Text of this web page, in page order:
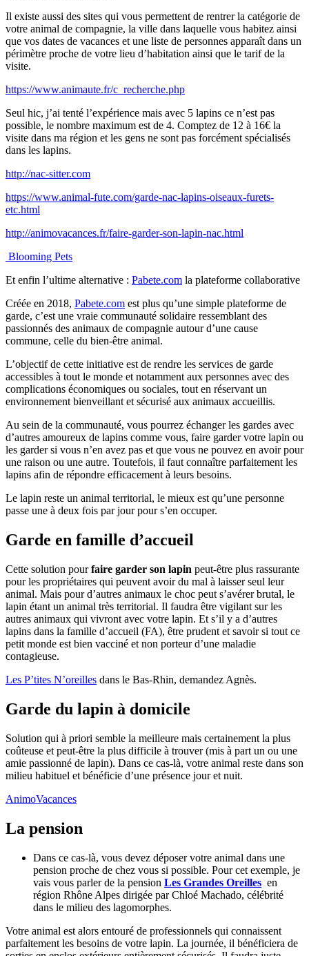
Il existe aussi des sites qui vous permettent de rentrer la catégorie de
votre animal de compagnie, la ville dans laquelle vous habitez ainsi
que vos dates de vacances et une liste de personnes apparaît dans un
périmètre proche de votre lieu d’habitation ainsi que le tarif de la
visite.
https://www.animaute.fr/c_recherche.php
Seul hic, j’ai tenté l’expérience mais avec 5 lapins ce n’est pas
possible, le nombre maximum est de 4. Comptez de 12 à 16€ la
visite dans ma région et les gens ne sont pas forcément spécialisés
dans les lapins.
http://nac-sitter.com
https://www.animal-fute.com/garde-nac-lapins-oiseaux-furets-
etc.html
http://animovacances.fr/faire-garder-son-lapin-nac.html
Blooming Pets
Et enfin l’ultime alternative : Pabete.com la plateforme collaborative
Créée en 2018, Pabete.com est plus qu’une simple plateforme de
garde, c’est une vraie communauté solidaire ressemblant des
passionnés des animaux de compagnie autour d’une cause
commune, celle du bien-être animal.
L’objectif de cette initiative est de rendre les services de garde
accessibles à tout le monde et notamment aux personnes avec des
complications économiques ou sociales, tout en réservant un
environnement bienveillant et sécurisé aux animaux accueillis.
Au sein de la communauté, vous pourrez échanger les gardes avec
d’autres amoureux de lapins comme vous, faire garder votre lapin ou
les garder si vous n’en avez pas et que vous ne pouvez en avoir pour
une raison ou une autre. Toutefois, il faut connaître parfaitement les
lapins afin de répondre efficacement à leurs besoins.
Le lapin reste un animal territorial, le mieux est qu’une personne
passe une à deux fois par jour pour s’en occuper.
Garde en famille d’accueil
Cette solution pourfaire garder son lapin peut-être plus rassurante
pour les propriétaires qui peuvent avoir du mal à laisser seul leur
animal. Mais pour d’autres animaux le choc peut s’avérer brutal, le
lapin étant un animal très territorial. Il faudra être vigilant sur les
autres animaux qui vivront avec votre lapin. Et s’il y a d’autres
lapins dans la famille d’accueil (FA), être prudent et savoir si tout ce
petit monde est bien vacciné et non porteur d’une maladie
contagieuse.
Les P’tites N’oreilles dans le Bas-Rhin, demandez Agnès.
Garde du lapin à domicile
Solution qui à priori semble la meilleure mais certainement la plus
coûteuse et peut-être la plus difficile à trouver (mis à part un ou une
amie passionné de lapin). Dans ce cas-là, votre animal reste dans son
milieu habituel et bénéficie d’une présence jour et nuit.
AnimoVacances
La pension
Dans ce cas-là, vous devez déposer votre animal dans une
pension proche de chez vous si possible. Pour cet exemple, je
vais vous parler de la pension Les Grandes Oreilles en
région Rhône Alpes dirigée par Chloé Machado, célébrité
dans le milieu des lagomorphes.
Votre animal est alors entouré de professionnels qui connaissent
parfaitement les besoins de votre lapin. La journée, il bénéficiera de